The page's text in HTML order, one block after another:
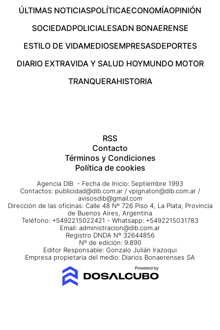
ÚLTIMAS NOTICIASPOLÍTICAECONOMÍAOPINIÓN
SOCIEDADPOLICIALESADN BONAERENSE
ESTILO DE VIDAMEDIOSEMPRESASDEPORTES
DIARIO EXTRAVIDA Y SALUD HOYMUNDO MOTOR
TRANQUERAHISTORIA
RSS
Contacto
Términos y Condiciones
Política de cookies
Agencia DIB - Fecha de Inicio: Septiembre 1993
Contactos: publicidad@dib.com.ar / vpignaton@dib.com.ar /
avisosdib@gmail.com
Dirección de las oficinas: Calle 48 Nº 726 Piso 4, La Plata; Provincia
de Buenos Aires, Argentina
Teléfono: +5492215022421 - Whatsapp: +5492215031783
Email: administracion@dib.com.ar
Registro DNDA Nº 32644856
Nº de edición: 9.890
Editor Responsable: Gonzalo Julián Irazoqui
Empresa propietaria del medio: Diarios Bonaerenses SA